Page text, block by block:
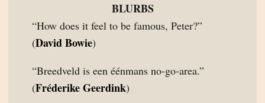
BLURBS
“How does it feel to be famous, Peter?”
(David Bowie)
“Breedveld is een éénmans no-go-area.”
(Fréderike Geerdink)